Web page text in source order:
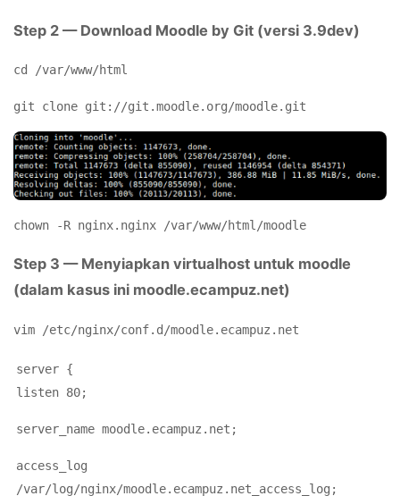
Step 2 — Download Moodle by Git (versi 3.9dev)
cd /var/www/html
git clone git://git.moodle.org/moodle.git
chown -R nginx.nginx /var/www/html/moodle
Step 3 — Menyiapkan virtualhost untuk moodle
(dalam kasus ini moodle.ecampuz.net)
vim /etc/nginx/conf.d/moodle.ecampuz.net
server {
listen 80;
server_name moodle.ecampuz.net;
access_log
/var/log/nginx/moodle.ecampuz.net_access_log;